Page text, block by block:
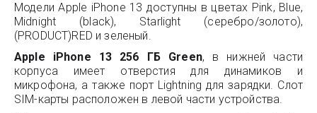
Модели Apple iPhone 13 доступны в цветах Pink, Blue,
Midnight (black), Starlight (серебро/золото),
(PRODUCT)RED и зеленый.
Apple iPhone 13 256 ГБ Green, в нижней части
корпуса имеет отверстия для динамиков и
микрофона, а также порт Lightning для зарядки. Слот
SIM-карты расположен в левой части устройства.